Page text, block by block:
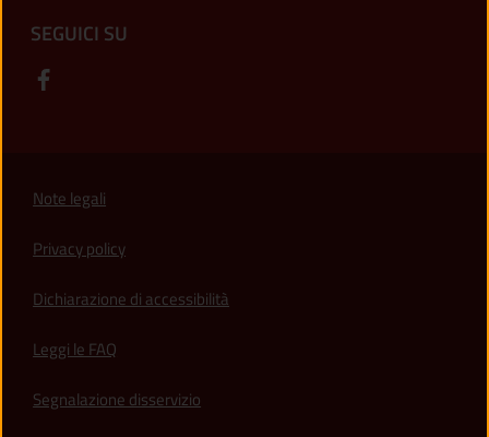
SEGUICI SU
Note legali
Privacy policy
Dichiarazione di accessibilità
Leggi le FAQ
Segnalazione disservizio